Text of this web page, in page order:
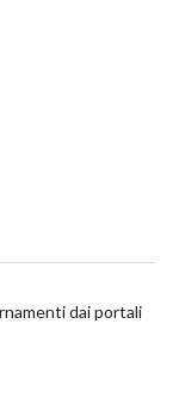
dai portali